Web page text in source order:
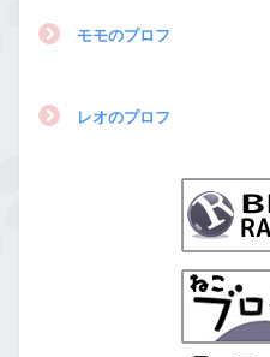
モモのプロフ
レオのプロフ